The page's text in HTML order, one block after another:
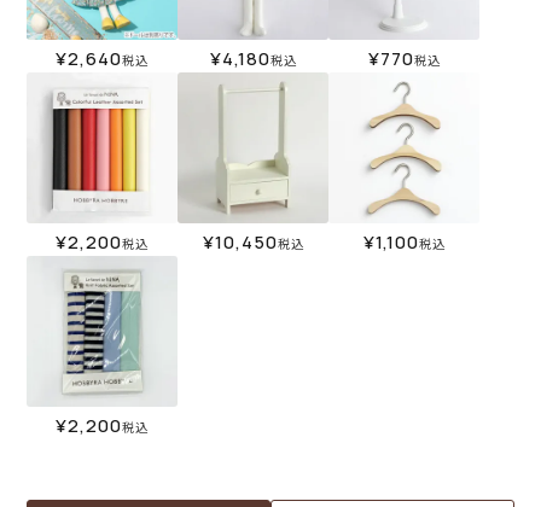
¥2,640税込 ¥4,180税込 ¥770税込
¥2,200税込 ¥10,450税込 ¥1,100税込
¥2,200税込